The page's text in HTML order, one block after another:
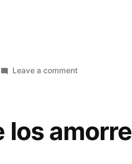
Leave a commenton
los